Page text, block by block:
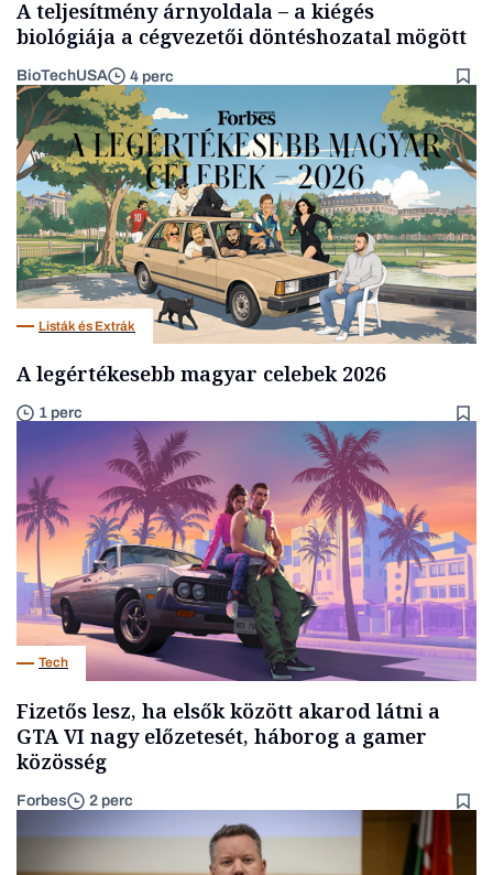
A teljesítmény árnyoldala – a kiégés
biológiája a cégvezetői döntéshozatal mögött
BioTechUSA 4 perc
Listák és Extrák
A legértékesebb magyar celebek 2026
1 perc
Tech
Fizetős lesz, ha elsők között akarod látni a
GTA VI nagy előzetesét, háborog a gamer
közösség
Forbes 2 perc